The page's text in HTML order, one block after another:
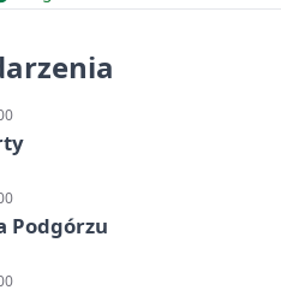
Podgórzu